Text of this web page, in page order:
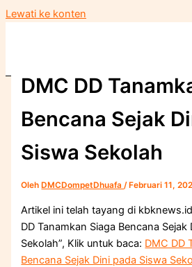
Lewati ke konten
DMC DD
Bencana Sejak
Siswa Sekolah
Oleh DMCDompetDhuafa/ Februari 11,
Artikel ini telah tayang di
DD Tanamkan Siaga Bencana Sejak
Sekolah”, Klik untuk baca: DMC DD
Bencana Sejak Dini pada Siswa